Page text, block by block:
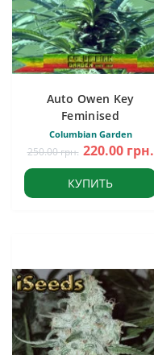
Auto Owen Key
Feminised
Columbian Garden
250.00 грн. 220.00 грн.
КУПИТЬ